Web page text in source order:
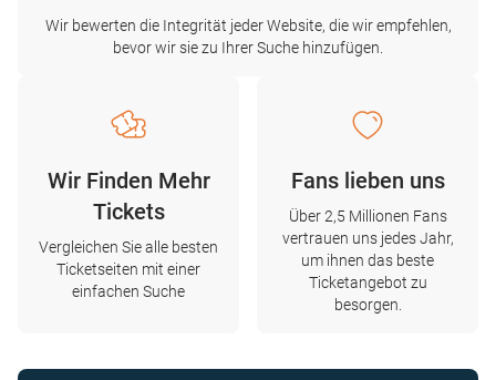
Wir bewerten die Integrität jeder Website, die wir empfehlen,
bevor wir sie zu Ihrer Suche hinzufügen.
Wir Finden Mehr
Tickets
Vergleichen Sie alle besten
Ticketseiten mit einer
einfachen Suche
Fans lieben uns
Über 2,5 Millionen Fans
vertrauen uns jedes Jahr,
um ihnen das beste
Ticketangebot zu
besorgen.